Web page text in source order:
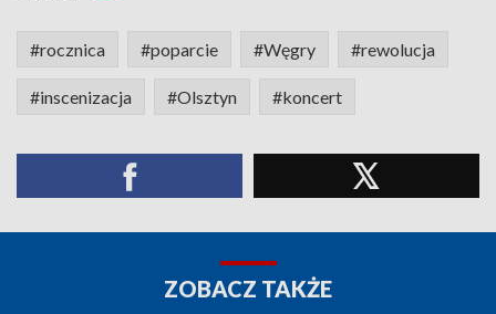
#rocznica #poparcie #Węgry #rewolucja
#inscenizacja #Olsztyn #koncert
ZOBACZ TAKŻE